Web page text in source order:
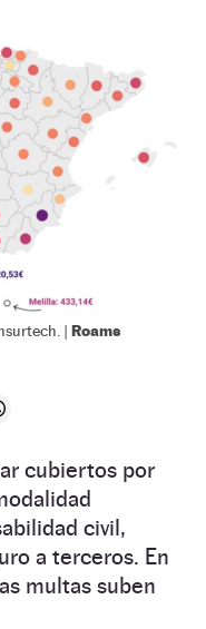
| Roams
cubiertos por
civil,
a terceros. En
multas suben